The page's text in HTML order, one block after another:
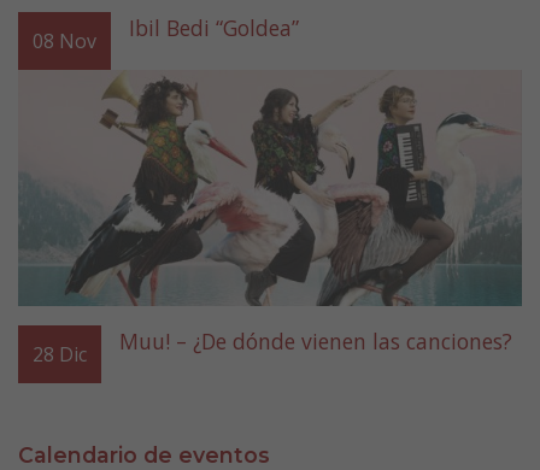
08 Nov Ibil Bedi “Goldea”
28 Dic Muu! – ¿De dónde vienen las canciones?
Calendario de eventos